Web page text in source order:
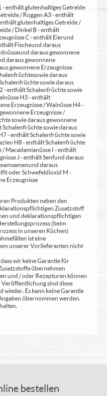
- enthält glutenhaltiges Getreide
/ Roggen A3 - enthält
glutenhaltiges Getreide /
/ Dinkel B - enthält
C - enthält Eier und
Fische und daraus
und daraus gewonnene
daraus gewonnene
gewonnene Erzeugnisse
sowie daraus
sowie daraus
- enthält Schalenfrüchte sowie
H3 - enthält
Erzeugnisse / Walnüsse H4 -
Erzeugnisse /
sowie daraus gewonnene
Schalenfrüchte sowie daraus
- enthält Schalenfrüchte sowie
H8 - enthält Schalenfrüchte
/ Macadamianüsse I - enthält
J - enthält Senf und daraus
und daraus
oder Schwefeldioxid M -
Erzeugnisse
Produkten neben den
Zusatzstoff
und deklarationspflichtigen
(beim
in unseren Küchen)
ist eine
unserer Vorlieferanten nicht
wir keine Garantie für
übernehmen
und / oder Rezepturen können
sind diese
wieder. Es kann keine Garantie
übernommen werden.
bestellen